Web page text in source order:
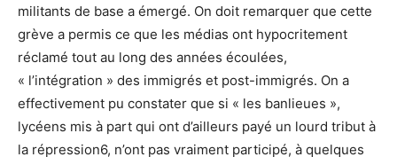
militants de base a émergé. On doit remarquer que cette
grève a permis ce que les médias ont hypocritement
réclamé tout au long des années écoulées,
« l’intégration » des immigrés et post-immigrés. On a
effectivement pu constater que si « les banlieues »,
lycéens mis à part qui ont d’ailleurs payé un lourd tribut à
la répression6, n’ont pas vraiment participé, à quelques